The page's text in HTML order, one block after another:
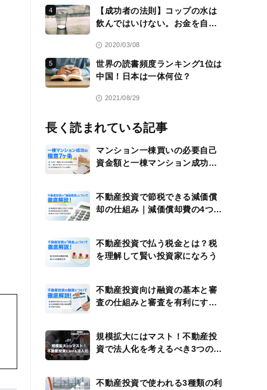
4
【成功者の法則】コップの水は
飲んではいけない。お金を自分
える2020/03/08
5
世界の読書頻度ランキング1位は
中国！日本は一体何位？
2021/08/29
長く読まれている記事
マンション一棟買いの必要自己
資金額と一棟マンション成功の
不動産投資で節税できる減価償
却の仕組み｜減価償却費の4つの
不動産投資で払う税金とは？税
を理解して賢い投資家になろう
不動産投資向け融資の基本と審
査の仕組みと審査を有利にする
規模拡大にはマスト！不動産投
資で法人化を考えるべき3つのタ
不動産投資で使われる3種類の利